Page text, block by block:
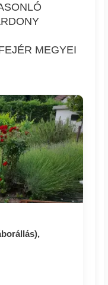
MEGYEI